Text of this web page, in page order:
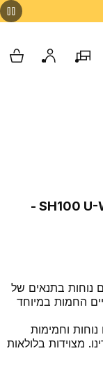
קשרהסניפים שלנוהחשבון שלי
נוחות בתנאים של
החמות במיוחד
וחמימות
מצוידות בלולאות